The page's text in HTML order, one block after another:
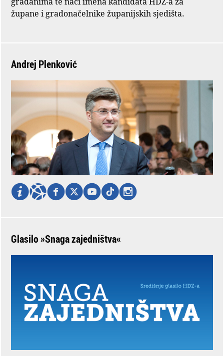
župane i gradonačelnike županijskih sjedišta.
Andrej Plenković
Glasilo »Snaga zajedništva«